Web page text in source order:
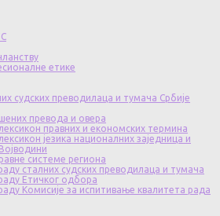
етике
судских преводилаца и тумача Србије
превода и овера
правних и економских термина
језика националних заједница и
системе региона
сталних судских преводилаца и тумача
Етичког одбора
Комисије за испитивање квалитета рада